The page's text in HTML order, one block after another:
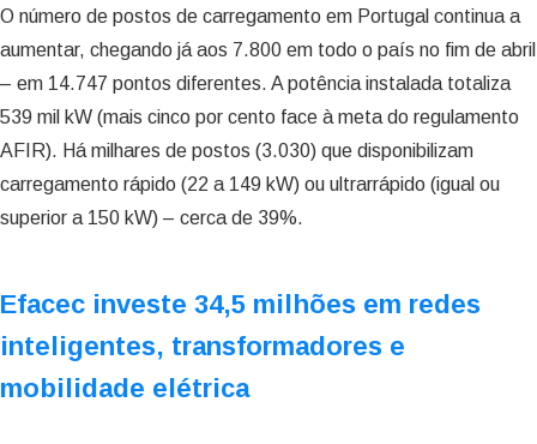
O número de postos de carregamento em Portugal continua a
aumentar, chegando já aos 7.800 em todo o país no fim de abril
– em 14.747 pontos diferentes. A potência instalada totaliza
539 mil kW (mais cinco por cento face à meta do regulamento
AFIR). Há milhares de postos (3.030) que disponibilizam
carregamento rápido (22 a 149 kW) ou ultrarrápido (igual ou
superior a 150 kW) – cerca de 39%.
Efacec investe 34,5 milhões em redes
inteligentes, transformadores e
mobilidade elétrica